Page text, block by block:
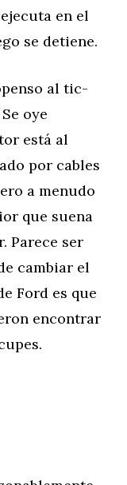
en el
se detiene.
al tic-
oye
está al
por cables
a menudo
que suena
Parece ser
cambiar el
Ford es que
encontrar